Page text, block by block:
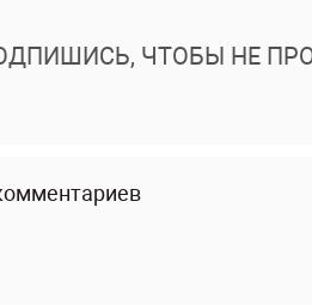
ЧТОБЫ НЕ